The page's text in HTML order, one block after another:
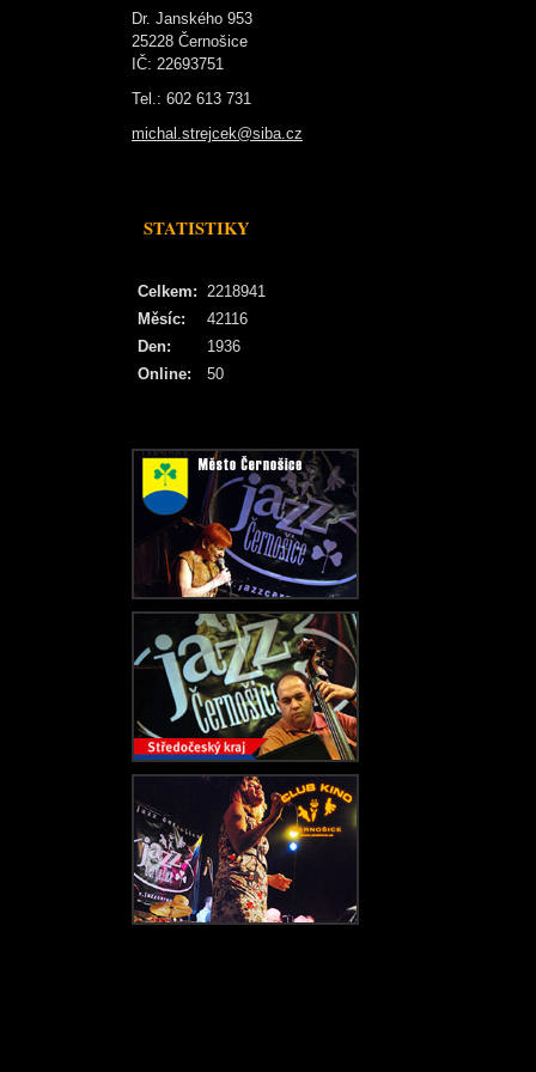
Dr. Janského 953
25228 Černošice
IČ: 22693751
Tel.: 602 613 731
michal.strejcek@siba.cz
STATISTIKY
Online: 50
Celkem: 2218941
Měsíc:
42116
Den:
1936